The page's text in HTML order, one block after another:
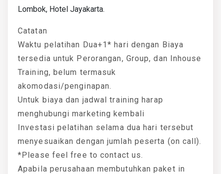
Lombok, Hotel Jayakarta.
Catatan
Waktu pelatihan Dua+1* hari dengan Biaya
tersedia untuk Perorangan, Group, dan Inhouse
Training, belum termasuk
akomodasi/penginapan.
Untuk biaya dan jadwal training harap
menghubungi marketing kembali
Investasi pelatihan selama dua hari tersebut
menyesuaikan dengan jumlah peserta (on call).
*Please feel free to contact us.
Apabila perusahaan membutuhkan paket in